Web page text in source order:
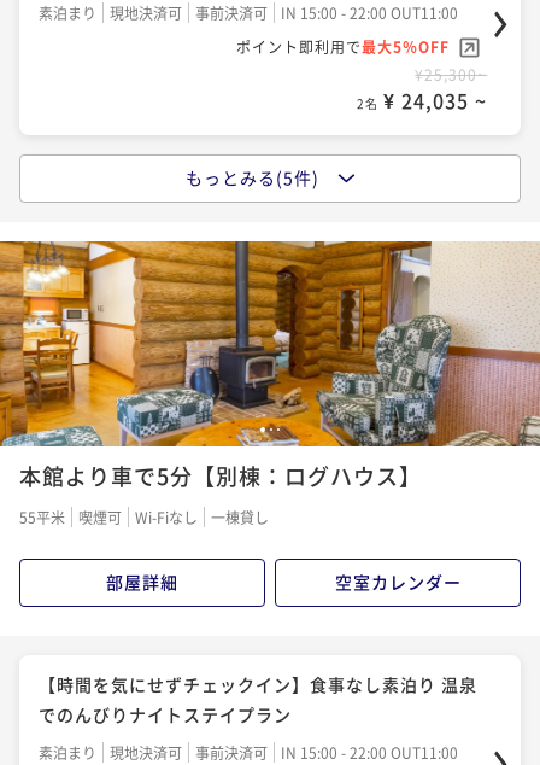
2名 ¥ 34,485 ~
素泊まり 現地決済可 事前決済可
IN 15:00 - 22:00 OUT11:00
ポイント即利用で最大5％OFF
¥25,300~
2名 ¥ 24,035 ~
＜朝食付き＞◇1日の始まりは森林浴散策と朝ごはん◇
朝食付き 現地決済可 事前決済可
IN 15:00 - 20:00 OUT11:00
ポイント即利用で最大5％OFF
¥27,500~
2名 ¥ 26,125 ~
【割引プラン】＜宿の日＞遊び放題リゾートパスポー
ト＆夕朝食バイキングプラン
¥32,670~
2名 ¥ 31,036 ~
【草津温泉を満喫】◇標高1200メートルの自然と温泉
で過ごす◇リフレッシュ＆バイキングプラン♪
二食付き 現地決済可 事前決済可
IN 15:00 - 20:00 OUT11:00
もっとみる(5件)
123
本館より車で5分【別棟：ログハウス】
55平米 喫煙可 Wi-Fiなし 一棟貸し
部屋詳細 空室カレンダー
【時間を気にせずチェックイン】食事なし素泊り 温泉
でのんびりナイトステイプラン
素泊まり 現地決済可 事前決済可
IN 15:00 - 22:00 OUT11:00